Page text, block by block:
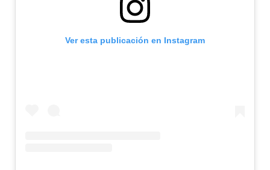
Ver esta publicación en Instagram